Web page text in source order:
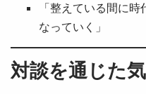
「整えている間に
なっていく」
対談を通じた